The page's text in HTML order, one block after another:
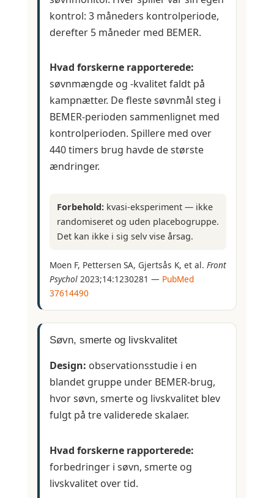
kontrol: 3 måneders kontrolperiode,
derefter 5 måneder med BEMER.
Hvad forskerne rapporterede:
søvnmængde og -kvalitet faldt på
kampnætter. De fleste søvnmål steg i
BEMER-perioden sammenlignet med
kontrolperioden. Spillere med over
440 timers brug havde de største
ændringer.
Forbehold:kvasi-eksperiment — ikke
randomiseret og uden placebogruppe.
Det kan ikke i sig selv vise årsag.
Moen F, Pettersen SA, Gjertsås K, et al. Front
Psychol2023;14:1230281 — PubMed
37614490
Søvn, smerte og livskvalitet
Design: observationsstudie i en
blandet gruppe under BEMER-brug,
hvor søvn, smerte og livskvalitet blev
fulgt på tre validerede skalaer.
Hvad forskerne rapporterede:
forbedringer i søvn, smerte og
livskvalitet over tid.